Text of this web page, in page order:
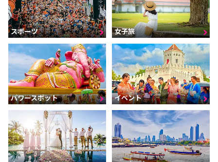
スポーツ 女子旅
パワースポット イベント